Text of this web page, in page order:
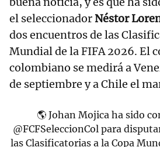
el seleccionador Néstor
dos encuentros de las
Mundial de la FIFA 2026. El
colombiano se medirá a
de septiembre y a Chile el
🌎 Johan Mojica ha sido
@FCFSeleccionCol para
las Clasificatorias a la Copa